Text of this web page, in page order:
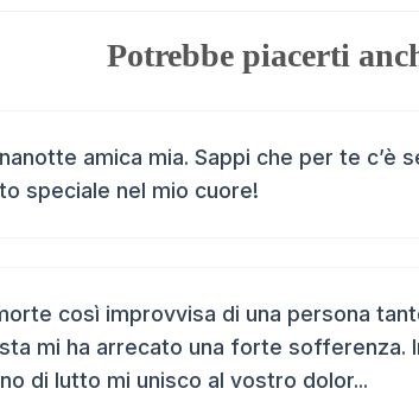
Potrebbe piacerti
amica mia. Sappi che per te c’è
speciale nel mio cuore!
così improvvisa di una persona
mi ha arrecato una forte sofferenza.
di lutto mi unisco al vostro dolor...